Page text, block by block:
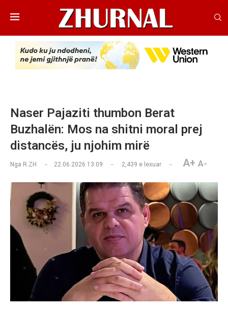
Naser Pajaziti thumbon Berat
Buzhalën: Mos na shitni moral prej
distancës, ju njohim mirë
Nga R.ZH 22.06.2026 13:09 2,439 e lexuar A+ A-